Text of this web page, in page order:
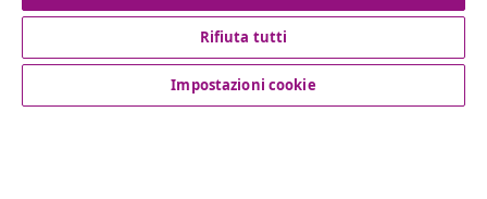
Servizio clienti
Rifiuta tutti
Impostazioni cookie